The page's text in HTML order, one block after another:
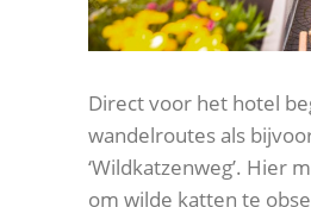
Direct voor het hotel
wandelroutes als
‘Wildkatzenweg’. Hier
om wilde katten te